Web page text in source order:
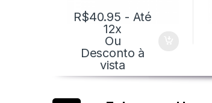
R$40.95 - Até
12x
Ou
Desconto à
vista